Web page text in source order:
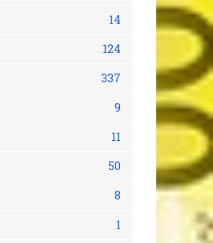
14
124
337
9
11
50
8
1